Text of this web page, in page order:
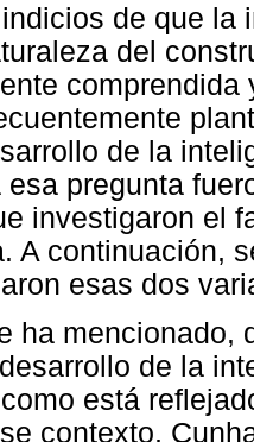
de que la
del
de la
esa pregunta
investigaron el
A continuación,
esas dos
ha mencionado,
de la
está
contexto,